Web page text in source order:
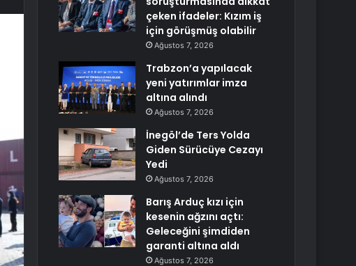
çeken ifadeler: Kızım iş
için görüşmüş olabilir
Ağustos 7, 2026
Trabzon’a yapılacak
yeni yatırımlar imza
altına alındı
Ağustos 7, 2026
İnegöl’de Ters Yolda
Giden Sürücüye Cezayı
Yedi
Ağustos 7, 2026
Barış Arduç kızı için
kesenin ağzını açtı:
Geleceğini şimdiden
garanti altına aldı
Ağustos 7, 2026